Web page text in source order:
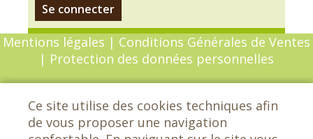
Se connecter
Mentions légales | Conditions Générales de Ventes
| Protection des données personnelles
réservés - Conception :Sarl Dynapse
Ce site utilise des cookies techniques afin
de vous proposer une navigation